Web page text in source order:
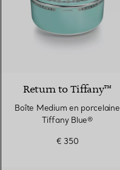
Return to Tiffany™
Boîte Medium en porcelaine
Tiffany Blue®
€ 350